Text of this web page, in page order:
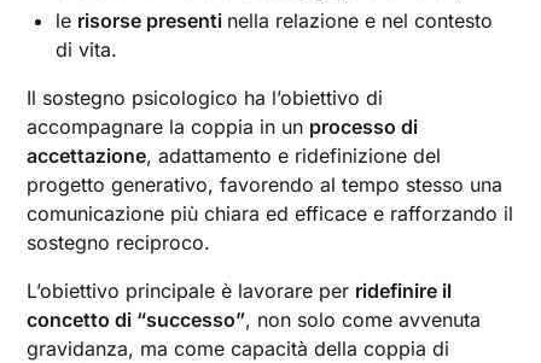
le risorse presenti nella relazione e nel contesto
di vita.
Il sostegno psicologico ha l’obiettivo di
accompagnare la coppia in un processo di
accettazione, adattamento e ridefinizione del
progetto generativo, favorendo al tempo stesso una
comunicazione più chiara ed efficace e rafforzando il
sostegno reciproco.
L’obiettivo principale è lavorare per ridefinire il
concetto di “successo”, non solo come avvenuta
gravidanza, ma come capacità della coppia di